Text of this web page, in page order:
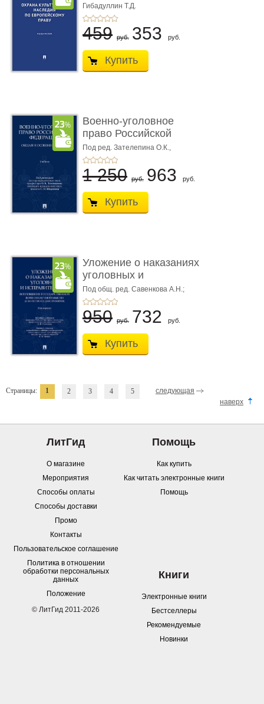
европейскому п ...
Гибадуллин Т.Д.
459 руб. 353 руб.
Купить
Военно-уголовное
право Российской
Федерации. � ...
Под ред. Зателепина О.К.,
Шарапова С.Н.
1 250 руб. 963 руб.
Купить
Уложение о наказаниях
уголовных и
исправитель ...
Под общ. ред. Савенкова А.Н.;
науч. ред. и рук. авт. кол. Чучаев
А.И.
950 руб. 732 руб.
Купить
Страницы: 1 2 3 4 5
следующая
наверх
ЛитГид
О магазине
Мероприятия
Способы оплаты
Способы доставки
Промо
Контакты
Пользовательское соглашение
Политика в отношении
обработки персональных
данных
Положение
© ЛитГид 2011-2026
Помощь
Как купить
Как читать электронные книги
Помощь
Книги
Электронные книги
Бестселлеры
Рекомендуемые
Новинки